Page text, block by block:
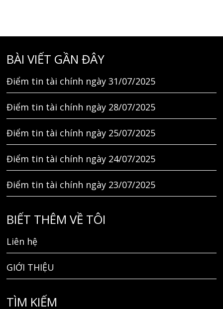
BÀI VIẾT GẦN ĐÂY
Điểm tin tài chính ngày 31/07/2025
Điểm tin tài chính ngày 28/07/2025
Điểm tin tài chính ngày 25/07/2025
Điểm tin tài chính ngày 24/07/2025
Điểm tin tài chính ngày 23/07/2025
BIẾT THÊM VỀ TÔI
Liên hệ
GIỚI THIỆU
TÌM KIẾM